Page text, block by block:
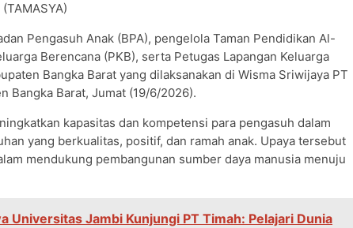
Pengasuh Anak (BPA), pengelola Taman Pendidikan Al-
Berencana (PKB), serta Petugas Lapangan Keluarga
Bangka Barat yang dilaksanakan di Wisma Sriwijaya PT
Bangka Barat, Jumat (19/6/2026).
kapasitas dan kompetensi para pengasuh dalam
yang berkualitas, positif, dan ramah anak. Upaya tersebut
mendukung pembangunan sumber daya manusia menuju
Universitas Jambi Kunjungi PT Timah: Pelajari Dunia